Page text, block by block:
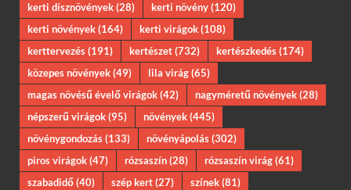
kerti dísznövények(28) kerti növény(120)
kerti növények(164) kerti virágok(108)
kerttervezés(191) kertészet(732) kertészkedés(174)
közepes növények(49) lila virág(65)
magas növésű évelő virágok(42) nagyméretű növények(28)
népszerű virágok(95) növények(445)
növénygondozás(133) növényápolás(302)
piros virágok(47) rózsaszín(28) rózsaszín virág(61)
szabadidő(40) szép kert(27) színek(81)